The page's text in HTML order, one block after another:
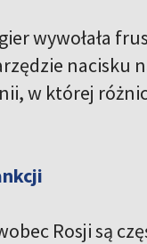
wywołała
nacisku
w której
Rosji są